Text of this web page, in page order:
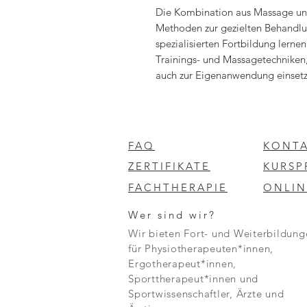
Die Kombination aus Massage
Methoden zur gezielten
spezialisierten Fortbildung
Trainings- und
auch zur Eigenanwendung
zu lösen, das Gewebe zu
Gleichgewicht zu bringen.
Myofasziale Lösungstechniken
mit Händen, Bällen und Tools
Therapie bei Massage und
Unterdruck-Massage Faszien-
Trainingsprinzipien Prävention
Sitz- und Stehberufen
und Funktion der
FAQ
ZERTIFIKATE
FACHTHERAPIE
Wer sind wir?
Wir bieten Fort- und
für Physiotherapeuten*innen,
Ergotherapeut*innen,
Sporttherapeut*innen und
Sportwissenschaftler, Ärzte und